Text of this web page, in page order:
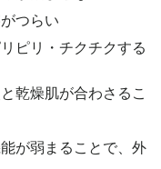
つらい
ピリ・チクチクする
乾燥肌が合わさるこ
が弱まることで、外